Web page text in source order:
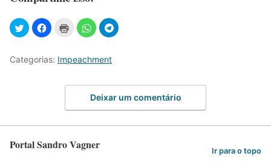
Categorias: Impeachment
Deixar um comentário
Portal Sandro Vagner Ir para o topo